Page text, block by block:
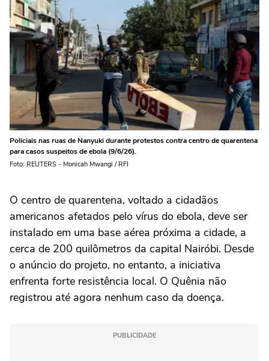
Policiais nas ruas de Nanyuki durante protestos contra centro de quarentena
para casos suspeitos de ebola (9/6/26).
Foto: REUTERS - Monicah Mwangi / RFI
O centro de quarentena, voltado a cidadãos
americanos afetados pelo vírus do ebola, deve ser
instalado em uma base aérea próxima a cidade, a
cerca de 200 quilômetros da capital Nairóbi. Desde
o anúncio do projeto, no entanto, a iniciativa
enfrenta forte resistência local. O Quênia não
registrou até agora nenhum caso da doença.
PUBLICIDADE